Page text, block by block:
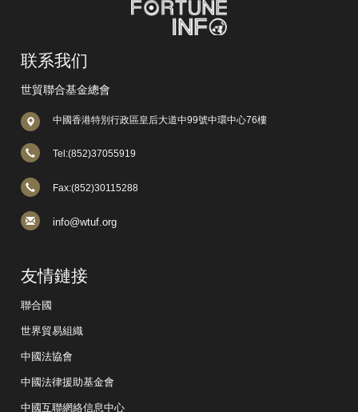
联系我们
世貿聯合基金總會
中國香港特別行政區皇后大道中99號中環中心76樓
Tel:(852)37055919
Fax:(852)30115288
info@wtuf.org
友情鏈接
聯合國
世界貿易組織
中國法協會
中國法律援助基金會
中國互聯網絡信息中心